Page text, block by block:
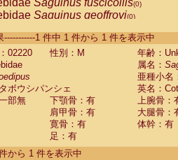
Saguinus fuscicollis(0)
Saguinus geoffroyi(0)
Saguinus labiatus(0)
Saguinus leucopus (0)
Saguinus nigricollis (0)
Saguinus oedipus
Saguinus weddelli
Saguinusspp.
Aotus trivirgatus
Cebus albifrons
-----------1 件中 1 件から 1 件を表示中
02220
性別：M
年齢：
属名：
亜種小名
ボウシパンシェ
英名：
部無
下顎骨：有
上腕骨：
肩甲骨：有
大腿骨：
寛骨：有
体幹：有
足：有
から 1 件を表示中